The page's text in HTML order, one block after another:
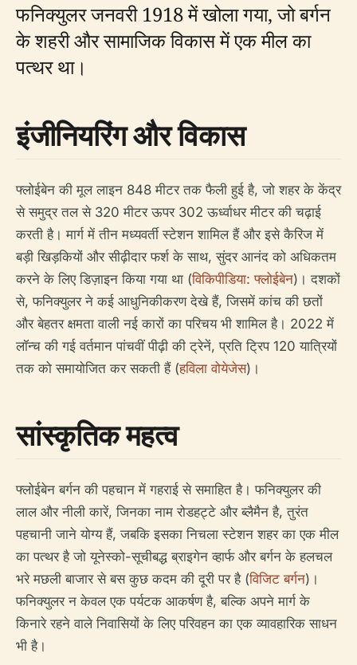
फनिक्युलर जनवरी 1918 में खोला गया, जो बर्गन
के शहरी और सामाजिक विकास में एक मील का
पत्थर था।
इंजीनियरिंग और विकास
फ्लोईबेन की मूल लाइन 848 मीटर तक फैली हुई है, जो शहर के केंद्र
से समुद्र तल से 320 मीटर ऊपर 302 ऊर्ध्वाधर मीटर की चढ़ाई
करती है। मार्ग में तीन मध्यवर्ती स्टेशन शामिल हैं और इसे कैरिज में
बड़ी खिड़कियों और सीढ़ीदार फर्श के साथ, सुंदर आनंद को अधिकतम
करने के लिए डिज़ाइन किया गया था (विकिपीडिया: फ्लोईबेन)। दशकों
से, फनिक्युलर ने कई आधुनिकीकरण देखे हैं, जिसमें कांच की छतों
और बेहतर क्षमता वाली नई कारों का परिचय भी शामिल है। 2022 में
लॉन्च की गई वर्तमान पांचवीं पीढ़ी की ट्रेनें, प्रति ट्रिप 120 यात्रियों
तक को समायोजित कर सकती हैं (हविला वोयेजेस)।
सांस्कृतिक महत्व
फ्लोईबेन बर्गन की पहचान में गहराई से समाहित है। फनिक्युलर की
लाल और नीली कारें, जिनका नाम रोडहट्टे और ब्लैमैन है, तुरंत
पहचानी जाने योग्य हैं, जबकि इसका निचला स्टेशन शहर का एक मील
का पत्थर है जो यूनेस्को-सूचीबद्ध ब्राइगेन व्हार्फ और बर्गन के हलचल
भरे मछली बाजार से बस कुछ कदम की दूरी पर है (विजिट बर्गन)।
फनिक्युलर न केवल एक पर्यटक आकर्षण है, बल्कि अपने मार्ग के
किनारे रहने वाले निवासियों के लिए परिवहन का एक व्यावहारिक साधन
भी है।